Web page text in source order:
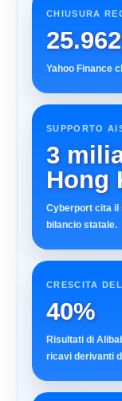
CHIUSURA
Yahoo Finance
SUPPORTO
3
Hong
Cyberport cita il
bilancio statale.
CRESCITA
40%
Risultati di
ricavi derivanti